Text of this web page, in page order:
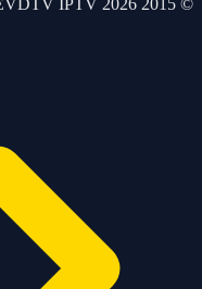
© 2015 2026
IPTV